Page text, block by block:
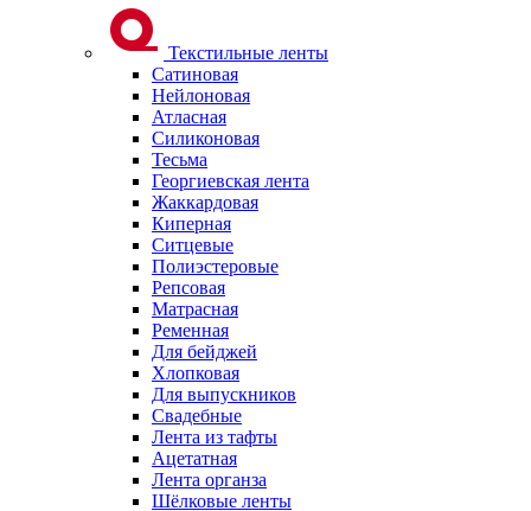
Текстильные ленты
Сатиновая
Нейлоновая
Атласная
Силиконовая
Тесьма
Георгиевская лента
Жаккардовая
Киперная
Ситцевые
Полиэстеровые
Репсовая
Матрасная
Ременная
Для бейджей
Хлопковая
Для выпускников
Свадебные
Лента из тафты
Ацетатная
Лента органза
Шёлковые ленты